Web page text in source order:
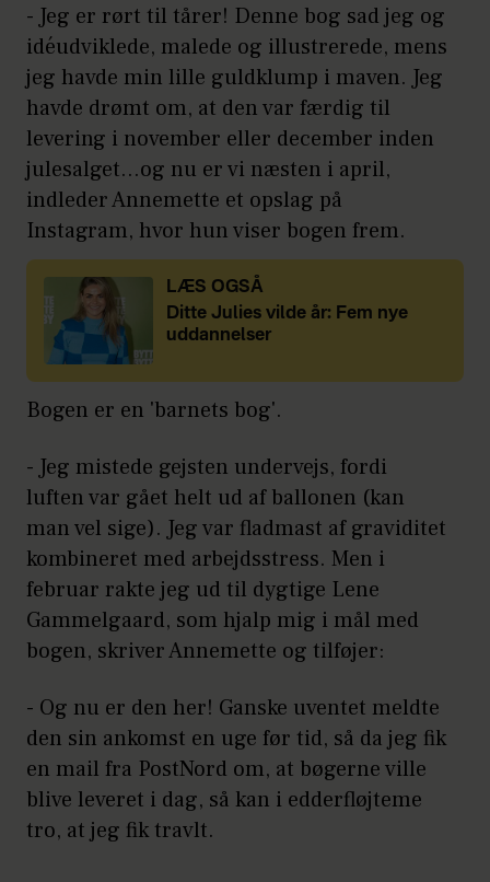
- Jeg er rørt til tårer! Denne bog sad jeg og
idéudviklede, malede og illustrerede, mens
jeg havde min lille guldklump i maven. Jeg
havde drømt om, at den var færdig til
levering i november eller december inden
julesalget…og nu er vi næsten i april,
indleder Annemette et opslag på
Instagram, hvor hun viser bogen frem.
LÆS OGSÅ
Ditte Julies vilde år: Fem nye
uddannelser
Bogen er en 'barnets bog'.
- Jeg mistede gejsten undervejs, fordi
luften var gået helt ud af ballonen (kan
man vel sige). Jeg var fladmast af graviditet
kombineret med arbejdsstress. Men i
februar rakte jeg ud til dygtige Lene
Gammelgaard, som hjalp mig i mål med
bogen, skriver Annemette og tilføjer:
- Og nu er den her! Ganske uventet meldte
den sin ankomst en uge før tid, så da jeg fik
en mail fra PostNord om, at bøgerne ville
blive leveret i dag, så kan i edderfløjteme
tro, at jeg fik travlt.